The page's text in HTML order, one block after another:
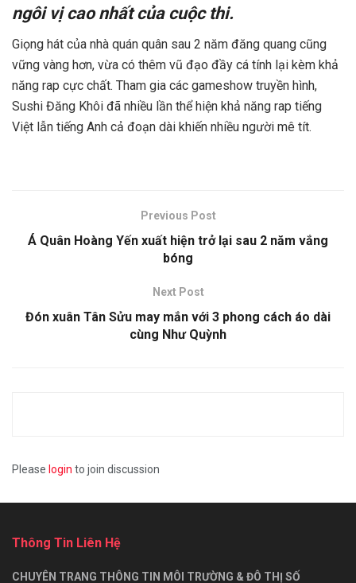
ngôi vị cao nhất của cuộc thi.
Giọng hát của nhà quán quân sau 2 năm đăng quang cũng
vững vàng hơn, vừa có thêm vũ đạo đầy cá tính lại kèm khả
năng rap cực chất. Tham gia các gameshow truyền hình,
Sushi Đăng Khôi đã nhiều lần thể hiện khả năng rap tiếng
Việt lẫn tiếng Anh cả đoạn dài khiến nhiều người mê tít.
Previous Post
Á Quân Hoàng Yến xuất hiện trở lại sau 2 năm vắng
bóng
Next Post
Đón xuân Tân Sửu may mắn với 3 phong cách áo dài
cùng Như Quỳnh
Please login to join discussion
Thông Tin Liên Hệ
CHUYÊN TRANG THÔNG TIN MÔI TRƯỜNG & ĐÔ THỊ SỐ